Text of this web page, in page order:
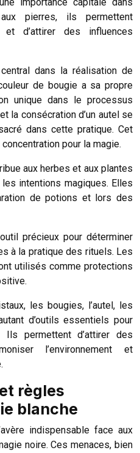
importance capitale dans
pierres, ils permettent
et d’attirer des influences
dans la réalisation de
de bougie a sa propre
unique dans le processus
la consécration d’un autel se
dans cette pratique. Cet
pour la magie.
aux herbes et aux plantes
intentions magiques. Elles
de potions et lors des
précieux pour déterminer
à la pratique des rituels. Les
utilisés comme protections
les bougies, l’autel, les
d’outils essentiels pour
Ils permettent d’attirer des
l’environnement et
règles
blanche
indispensable face aux
noire. Ces menaces, bien